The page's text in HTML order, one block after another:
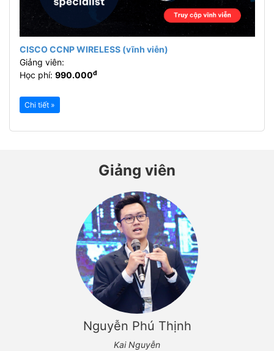
CISCO CCNP WIRELESS (vĩnh viễn)
Giảng viên:
Học phí: 990.000đ
Chi tiết »
Giảng viên
Nguyễn Phú Thịnh
Kai Nguyễn